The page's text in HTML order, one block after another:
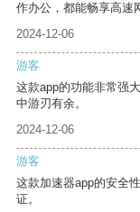
作办公，都能畅享高速
2024-12-06
游客
这款app的功能非常强
中游刃有余。
2024-12-06
游客
这款加速器app的安全
证。